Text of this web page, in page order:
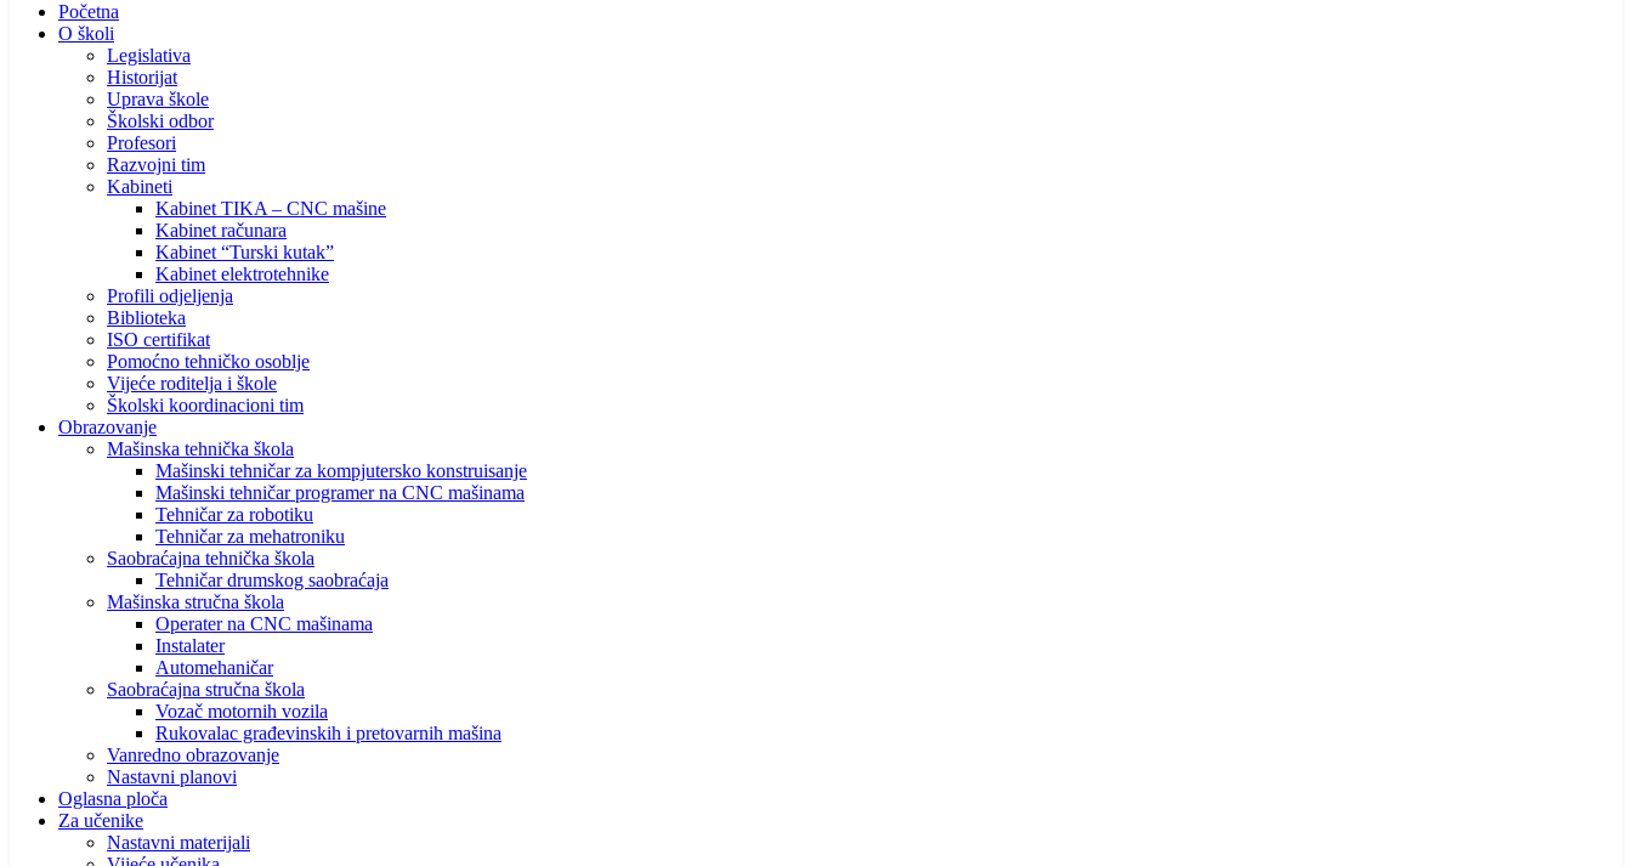
Početna
O školi
Legislativa
Historijat
Uprava škole
Školski odbor
Profesori
Razvojni tim
Kabineti
Kabinet TIKA – CNC mašine
Kabinet računara
Kabinet “Turski kutak”
Kabinet elektrotehnike
Profili odjeljenja
Biblioteka
ISO certifikat
Pomoćno tehničko osoblje
Vijeće roditelja i škole
Školski koordinacioni tim
Obrazovanje
Mašinska tehnička škola
Mašinski tehničar za kompjutersko konstruisanje
Mašinski tehničar programer na CNC mašinama
Tehničar za robotiku
Tehničar za mehatroniku
Saobraćajna tehnička škola
Tehničar drumskog saobraćaja
Mašinska stručna škola
Operater na CNC mašinama
Instalater
Automehaničar
Saobraćajna stručna škola
Vozač motornih vozila
Rukovalac građevinskih i pretovarnih mašina
Vanredno obrazovanje
Nastavni planovi
Oglasna ploča
Za učenike
Nastavni materijali